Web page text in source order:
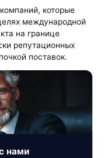
которые
международной
на границе
репутационных
поставок.
нами